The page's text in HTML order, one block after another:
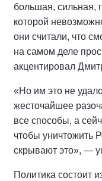
большая, сильная,
которой
они считали, что
на самом деле
акцентировал
«Но им это не
жесточайшее
все способы, а
чтобы уничтожить
скрывают это», —
Политика состоит